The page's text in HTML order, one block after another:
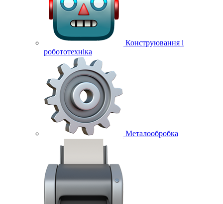
Конструювання і
робототехніка
Металообробка